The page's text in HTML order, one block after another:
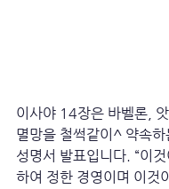
이사야 14장은 바벨론,
멸망을 철썩같이^ 약속
성명서 발표입니다. “이
하여 정한 경영이며 이것